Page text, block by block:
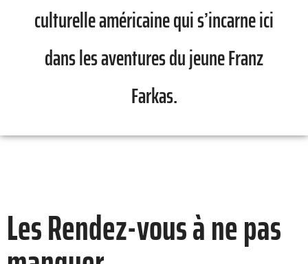
culturelle américaine qui s’incarne ici
dans les aventures du jeune Franz
Farkas.
Les Rendez-vous à ne pas